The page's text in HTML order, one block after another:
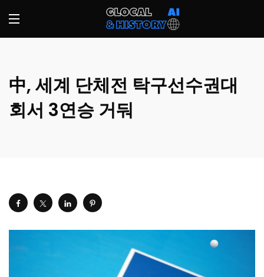
中, 세계 단체전 탁구선수권대
회서 3연승 거둬